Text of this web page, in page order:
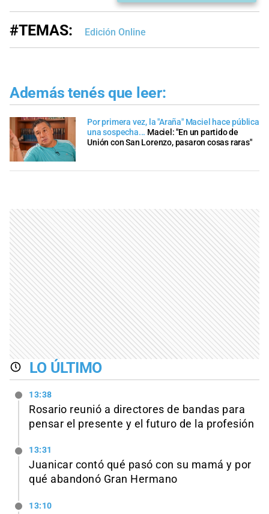
#TEMAS: Edición Online
Además tenés que leer:
Por primera vez, la "Araña" Maciel hace pública
una sospecha... Maciel: "En un partido de
Unión con San Lorenzo, pasaron cosas raras"
LO ÚLTIMO
13:38
Rosario reunió a directores de bandas para
pensar el presente y el futuro de la profesión
13:31
Juanicar contó qué pasó con su mamá y por
qué abandonó Gran Hermano
13:10